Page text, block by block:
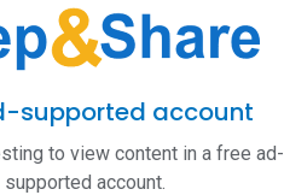
supported account
to view content in a free ad-
supported account.